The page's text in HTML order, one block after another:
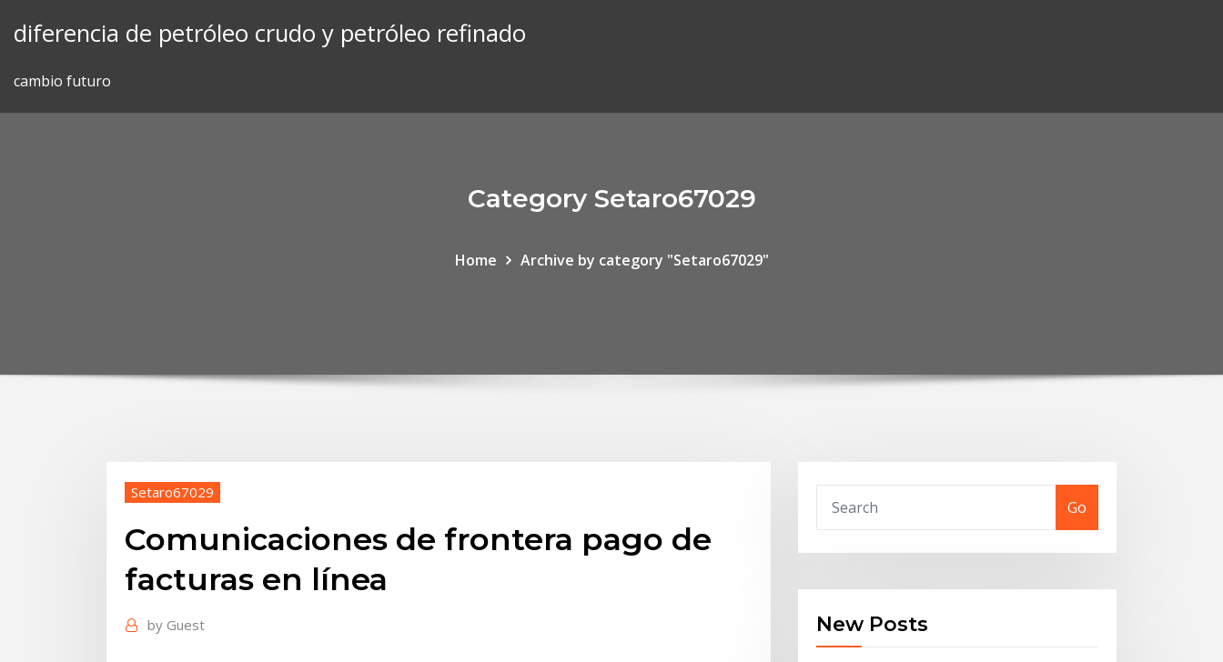
diferencia de petróleo crudo y petróleo refinado
cambio futuro
Category Setaro67029
Home Archive by category "Setaro67029"
Setaro67029
Comunicaciones de frontera pago de
facturas en línea
by Guest
Go
New Posts